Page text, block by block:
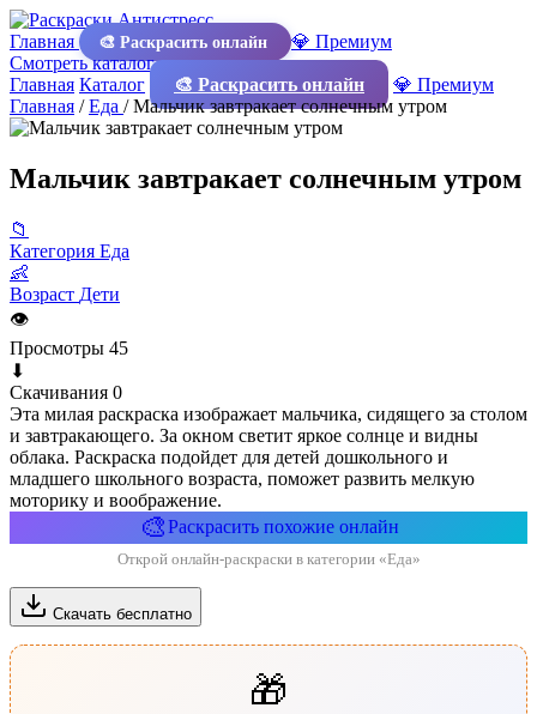
Главная 🎨 Раскрасить онлайн
💎 Премиум
Смотреть каталог
Главная Каталог 🎨 Раскрасить онлайн
💎 Премиум
Главная /Еда /Мальчик завтракает солнечным утром
Мальчик завтракает солнечным утром
📁
Категория Еда
👶
Возраст Дети
👁
Просмотры 45
⬇
Скачивания 0
Эта милая раскраска изображает мальчика, сидящего за столом
и завтракающего. За окном светит яркое солнце и видны
облака. Раскраска подойдет для детей дошкольного и
младшего школьного возраста, поможет развить мелкую
моторику и воображение.
🎨Раскрасить похожие онлайн
Открой онлайн-раскраски в категории «Еда»
Скачать бесплатно
🎁